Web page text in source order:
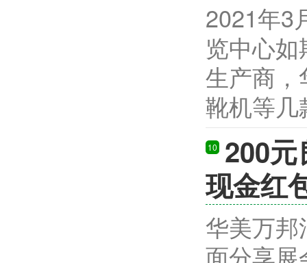
2021年3
览中心
生产商
靴机等几
10
200
现金红
华美万
面分享